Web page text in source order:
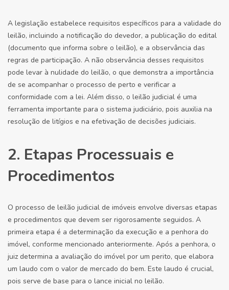
A legislação estabelece requisitos específicos para a validade do
leilão, incluindo a notificação do devedor, a publicação do edital
(documento que informa sobre o leilão), e a observância das
regras de participação. A não observância desses requisitos
pode levar à nulidade do leilão, o que demonstra a importância
de se acompanhar o processo de perto e verificar a
conformidade com a lei. Além disso, o leilão judicial é uma
ferramenta importante para o sistema judiciário, pois auxilia na
resolução de litígios e na efetivação de decisões judiciais.
2. Etapas Processuais e
Procedimentos
O processo de leilão judicial de imóveis envolve diversas etapas
e procedimentos que devem ser rigorosamente seguidos. A
primeira etapa é a determinação da execução e a penhora do
imóvel, conforme mencionado anteriormente. Após a penhora, o
juiz determina a avaliação do imóvel por um perito, que elabora
um laudo com o valor de mercado do bem. Este laudo é crucial,
pois serve de base para o lance inicial no leilão.